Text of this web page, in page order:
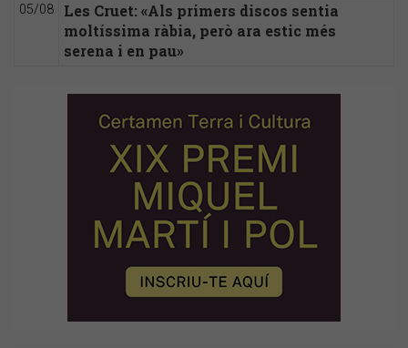
05/08
Les Cruet: «Als primers discos sentia
moltíssima ràbia, però ara estic més
serena i en pau»